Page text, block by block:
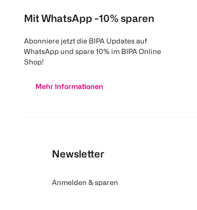
Mit WhatsApp -10% sparen
Abonniere jetzt die BIPA Updates auf
WhatsApp und spare 10% im BIPA Online
Shop!
Mehr Informationen
Newsletter
Anmelden & sparen